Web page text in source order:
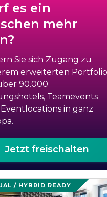
es ein
mehr
Sie sich Zugang zu
erweiterten Portfolio
90.000
Teamevents
in ganz
Jetzt freischalten
/ HYBRID READY